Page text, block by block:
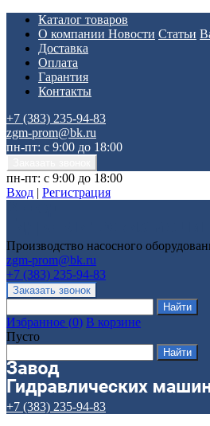
Каталог товаров
О компании Новости Статьи
Доставка
Оплата
Гарантия
Контакты
+7 (383) 235-94-83
zgm-prom@bk.ru
пн-пт: с 9:00 до 18:00
пн-пт: с 9:00 до 18:00
Вход | Регистрация
Производство насосного
zgm-prom@bk.ru
+7 (383) 235-94-83
Избранное (0) В корзине
Пусто
+7 (383) 235-94-83